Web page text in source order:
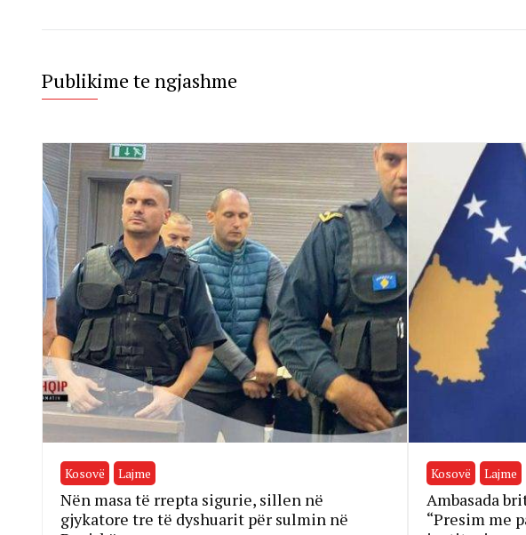
Publikime te ngjashme
Kosovë Lajme
Nën masa të rrepta sigurie, sillen në
gjykatore tre të dyshuarit për sulmin në
Kosovë Lajme
Ambasada
“Presim me